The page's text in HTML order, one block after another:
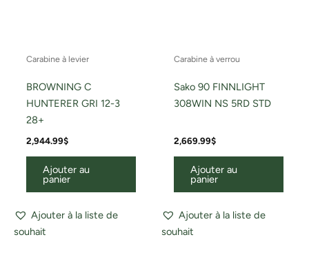
Carabine à levier
BROWNING C
HUNTERER GRI 12-3
28+
2,944.99$
Ajouter au
panier
Ajouter à la liste de
souhait
Carabine à verrou
Sako 90 FINNLIGHT
308WIN NS 5RD STD
2,669.99$
Ajouter au
panier
Ajouter à la liste de
souhait